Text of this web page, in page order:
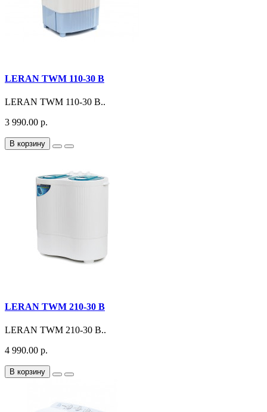
LERAN TWM 110-30 B
LERAN TWM 110-30 B..
3 990.00 р.
В корзину
LERAN TWM 210-30 B
LERAN TWM 210-30 B..
4 990.00 р.
В корзину